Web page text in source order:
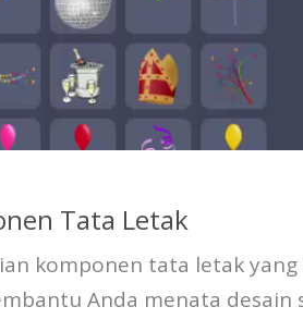
Tata Letak
komponen tata letak yang
Anda menata desain